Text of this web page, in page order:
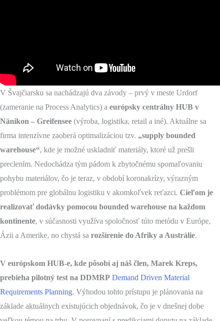
V Švajčiarsku sa nachádzajú dva závody – prvý v meste Urdorf
(zameranie na Process Analytics) a európsky centrálny HUB v
Nänikon – Greifensee (výroba, logistika, retail a iné). Aktuálne sa
firma intenzívne zaoberá optimalizáciou tzv. „supply bounded
warehouse“, kde je možné uskladniť materiály, ktoré už prešli
preclením. Nedochádza tým pádom k zbytočnému spomaľovaniu
pohybu materiálov, čo je teraz, v období koronakrízy, výrazným
problémom pre globálnu logistiku v akomkoľvek reťazci. Cieľom je
realizovať dodávky pomocou bounded warehouse na každom
kontinente, v súčasnosti využíva spoločnosť túto metódu v Európe,
Ázii a Amerike, no chystá sa rozšírenie do Afriky a Austrálie.
V európskom HUB-e, kde pôsobí aj náš člen, Marek Kreps,
prebieha pilotný test na DDMRP Demand Driven Material
Requirements Planning. Výhodou tohto prístupu je plánovania na
základe aktuálnych existujúcich objednávok, čo je v dnešnej dobe